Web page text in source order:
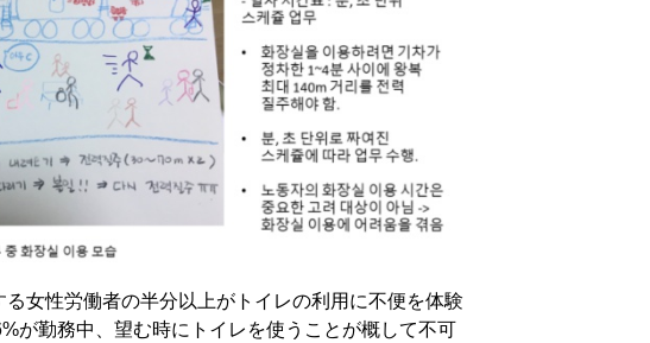
る女性労働者の半分以上がトイレの利用に不便を体験
が勤務中、望む時にトイレを使うことが概して不可